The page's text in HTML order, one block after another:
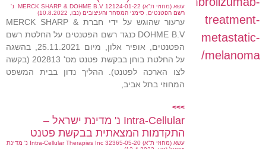
עשא (מחוזי ת"א) 12124-01-22 MERCK SHARP & DOHME B.V נ'
רשם הפטנטים, סימני המסחר והעיצובים (נבו, 10.8.2022)
ערעור שהוגש על ידי חברת MERCK SHARP &
DOHME B.V כנגד רשם הפטנטים על החלטת רשם
הפטנטים, אופיר אלון, מיום 25.11.2021, בהשגה
על החלטת בוחן בבקשת פטנט מס' 202813 (בקשה
לצו הארכה לפטנט). ההליך נדון בבית המשפט
המחוזי בתל אביב,
>>>
Intra-Cellular נ' מדינת ישראל –
התקדמות המצאתית בבקשת פטנט
עשא (מחוזי ת"א) 32365-05-20 Intra-Cellular Therapies Inc נ' מדינת